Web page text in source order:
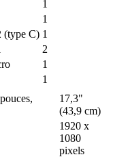
1
1
(type C) 1
2
1
1
17,3"
(43,9 cm)
1920 x
1080
pixels